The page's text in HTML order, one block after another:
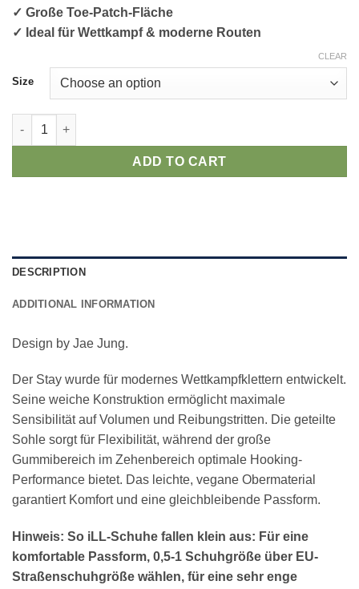
✓ Große Toe-Patch-Fläche
✓ Ideal für Wettkampf & moderne Routen
Size
CLEAR
So iLL Stay RV Kletterschuhe quantity
ADD TO CART
DESCRIPTION
ADDITIONAL INFORMATION
Design by Jae Jung.
Der Stay wurde für modernes Wettkampfklettern entwickelt.
Seine weiche Konstruktion ermöglicht maximale
Sensibilität auf Volumen und Reibungstritten. Die geteilte
Sohle sorgt für Flexibilität, während der große
Gummibereich im Zehenbereich optimale Hooking-
Performance bietet. Das leichte, vegane Obermaterial
garantiert Komfort und eine gleichbleibende Passform.
Hinweis: So iLL-Schuhe fallen klein aus: Für eine
komfortable Passform, 0,5-1 Schuhgröße über EU-
Straßenschuhgröße wählen, für eine sehr enge